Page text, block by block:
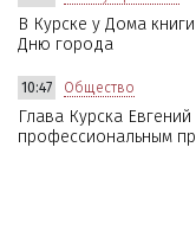
В Курске у Дома
Дню города
10:47 Общество
Глава Курска
профессиональным